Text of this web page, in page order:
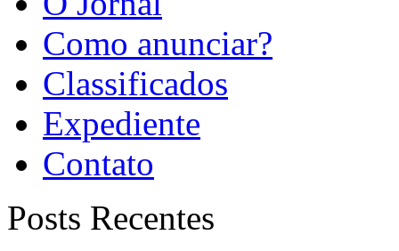
Como anunciar?
Classificados
Expediente
Contato
Posts Recentes